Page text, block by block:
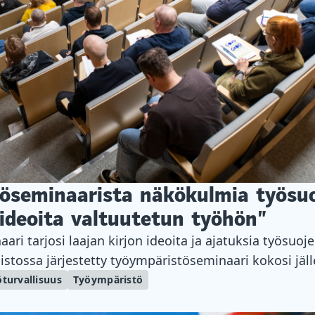
näkökulmia
valtuutetun työhön”
tarjosi laajan kirjon ideoita ja ajatuksia
järjestetty työympäristöseminaari kokosi
ympäri Suomea. 12.–13.5.2026 järjestetty
Työympäristö